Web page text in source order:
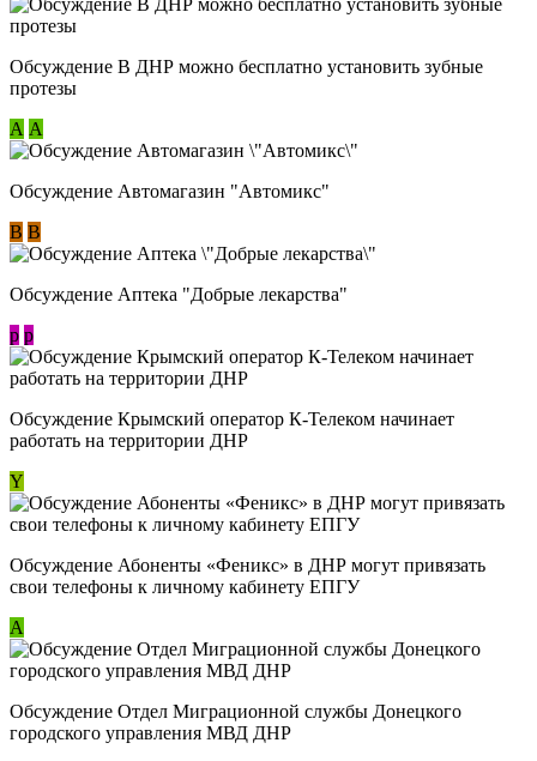
Обсуждение В ДНР можно бесплатно установить зубные
протезы
А А
Обсуждение Автомагазин "Автомикс"
В В
Обсуждение Аптека "Добрые лекарства"
p p
Обсуждение Крымский оператор К-Телеком начинает
работать на территории ДНР
Y
Обсуждение ​Абоненты «Феникс» в ДНР могут привязать
свои телефоны к личному кабинету ЕПГУ
А
Обсуждение Отдел Миграционной службы Донецкого
городского управления МВД ДНР